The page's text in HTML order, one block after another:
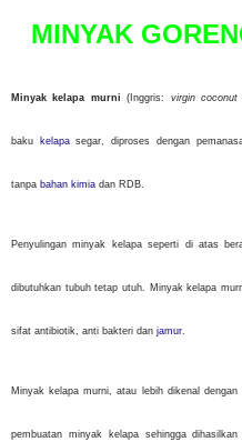
n
MINYAK
Minyak kelapa murni (Inggris: virgin coconut
baku kelapasegar, diproses dengan
tanpa bahan kimia dan RDB.
Penyulingan minyak kelapa seperti di atas
dibutuhkan tubuh tetap utuh. Minyak kelapa
sifat antibiotik, anti bakteri dan jamur
Minyak kelapa murni, atau lebih dikenal
pembuatan minyak kelapa sehingga